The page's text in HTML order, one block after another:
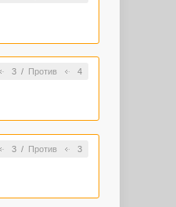
3/ Против 4
3/ Против 3